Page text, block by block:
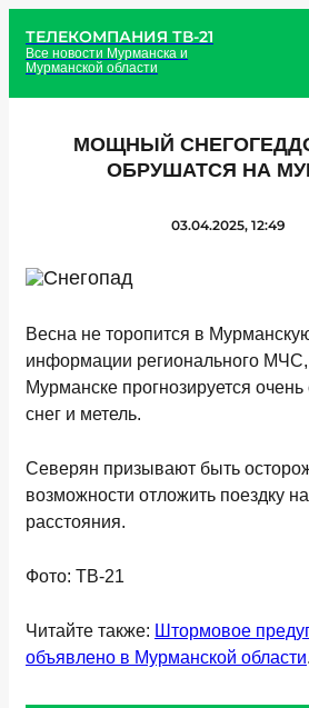
ТЕЛЕКОМПАНИЯ ТВ-21
Все новости Мурманска и
Мурманской области
МОЩНЫЙ
ОБРУШАТСЯ НА
03.04.2025, 12:49
Весна не торопится в
информации регионального МЧС,
Мурманске прогнозируется
снег и метель.
Северян призывают быть
возможности отложить поездку
расстояния.
Фото: ТВ-21
Читайте также: Штормовое
объявлено в Мурманской области.